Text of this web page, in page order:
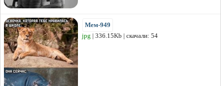
Мем-949
jpg | 336.15Kb | скачали: 54